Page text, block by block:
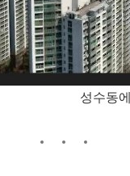
라본